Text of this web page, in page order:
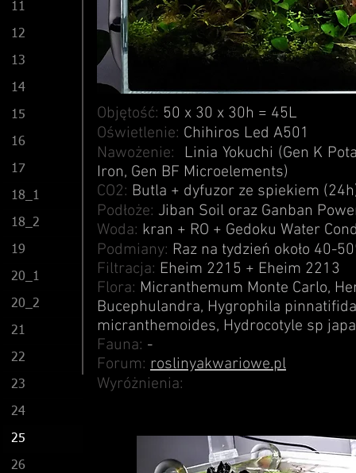
Objętość: 50 x 30 x 30h = 45L
Oświetlenie: Chihiros Led A501
Nawożenie:
Linia Yokuchi (Gen K
Iron, Gen BF Microelements)
CO2: Butla + dyfuzor ze spiekiem
Podłoże: Jiban Soil oraz Ganban
Woda: kran + RO + Gedoku Water
Podmiany: Raz na tydzień około 40-
Filtracja: Eheim 2215 + Eheim 2213
Flora: Micranthemum Monte Carlo,
Bucephulandra, Hygrophila pinnatifida
micranthemoides, Hydrocotyle sp
Fauna: -
Forum: roslinyakwariowe.pl
Wyróżnienia:
11
12
13
14
15
16
17
18_1
18_2
19
20_1
20_2
21
22
23
24
25
26